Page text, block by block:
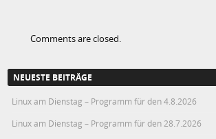
Comments are closed.
NEUESTE BEITRÄGE
Linux am Dienstag – Programm für den 4.8.2026
Linux am Dienstag – Programm für den 28.7.2026